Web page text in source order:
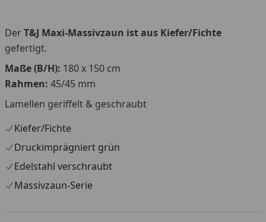
DerT&J Maxi-Massivzaun ist aus Kiefer/Fichte
gefertigt.
Maße (B/H): 180 x 150 cm
Rahmen: 45/45 mm
Lamellen geriffelt & geschraubt
Kiefer/Fichte
Druckimprägniert grün
Edelstahl verschraubt
Massivzaun-Serie